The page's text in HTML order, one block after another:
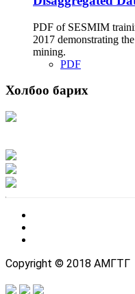
PDF of SESMIM
2017 demonstrating
mining.
PDF
Холбоо барих
Copyright © 2018 АМГТГ